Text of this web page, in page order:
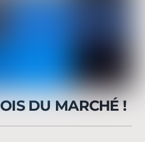
DU MARCHÉ !